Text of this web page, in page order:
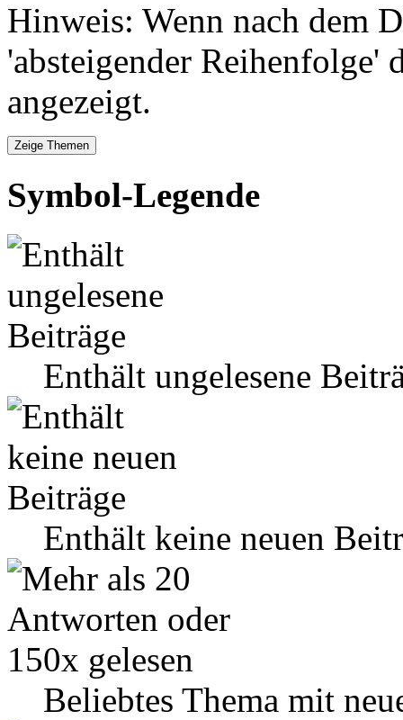
Hinweis: Wenn nach dem
'absteigender Reihenfolge'
angezeigt.
Symbol-Legende
Enthält ungelesene
Enthält keine neuen
Beliebtes Thema mit